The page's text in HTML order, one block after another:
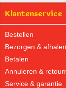
Klantenservice
Bestellen
Bezorgen & afhalen
Betalen
Annuleren &
Service & garantie